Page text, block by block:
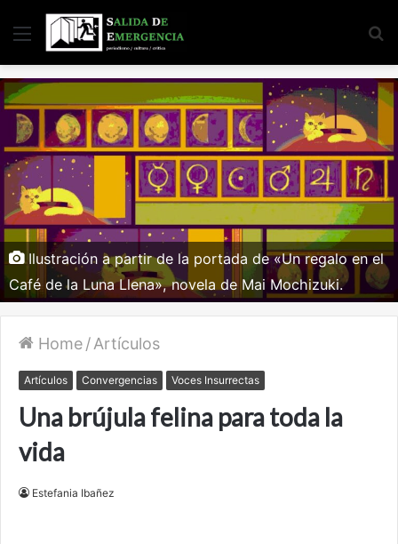
Menu
Ilustración a partir de la portada de «Un regalo en el
Café de la Luna Llena», novela de Mai Mochizuki.
Home/Artículos
Artículos Convergencias Voces Insurrectas
Una brújula felina para toda la
vida
Estefania Ibañez